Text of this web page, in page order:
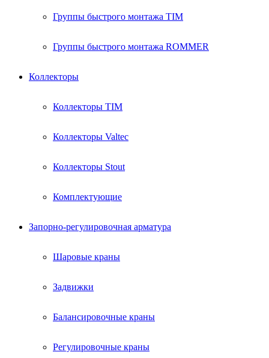
Группы быстрого монтажа TIM
Группы быстрого монтажа ROMMER
Коллекторы
Коллекторы TIM
Коллекторы Valtec
Коллекторы Stout
Комплектующие
Запорно-регулировочная арматура
Шаровые краны
Задвижки
Балансировочные краны
Регулировочные краны